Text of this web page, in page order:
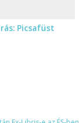
Picsafüst